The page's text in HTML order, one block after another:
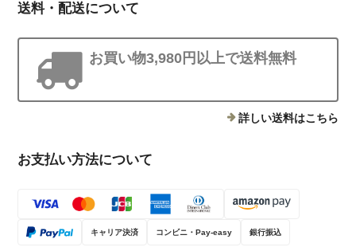
送料・配送について
お買い物3,980円以上で送料無料
詳しい送料はこちら
お支払い方法について
キャリア決済 コンビニ・Pay-easy 銀行振込